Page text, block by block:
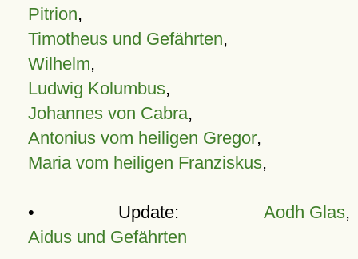
Pitrion,
Timotheus und Gefährten,
Wilhelm,
Ludwig Kolumbus,
Johannes von Cabra,
Antonius vom heiligen Gregor,
Maria vom heiligen Franziskus,
• Update: Aodh Glas,
Aidus und Gefährten